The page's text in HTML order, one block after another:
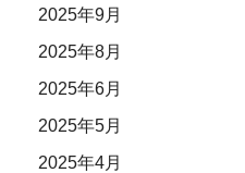
2025年9月
2025年8月
2025年6月
2025年5月
2025年4月